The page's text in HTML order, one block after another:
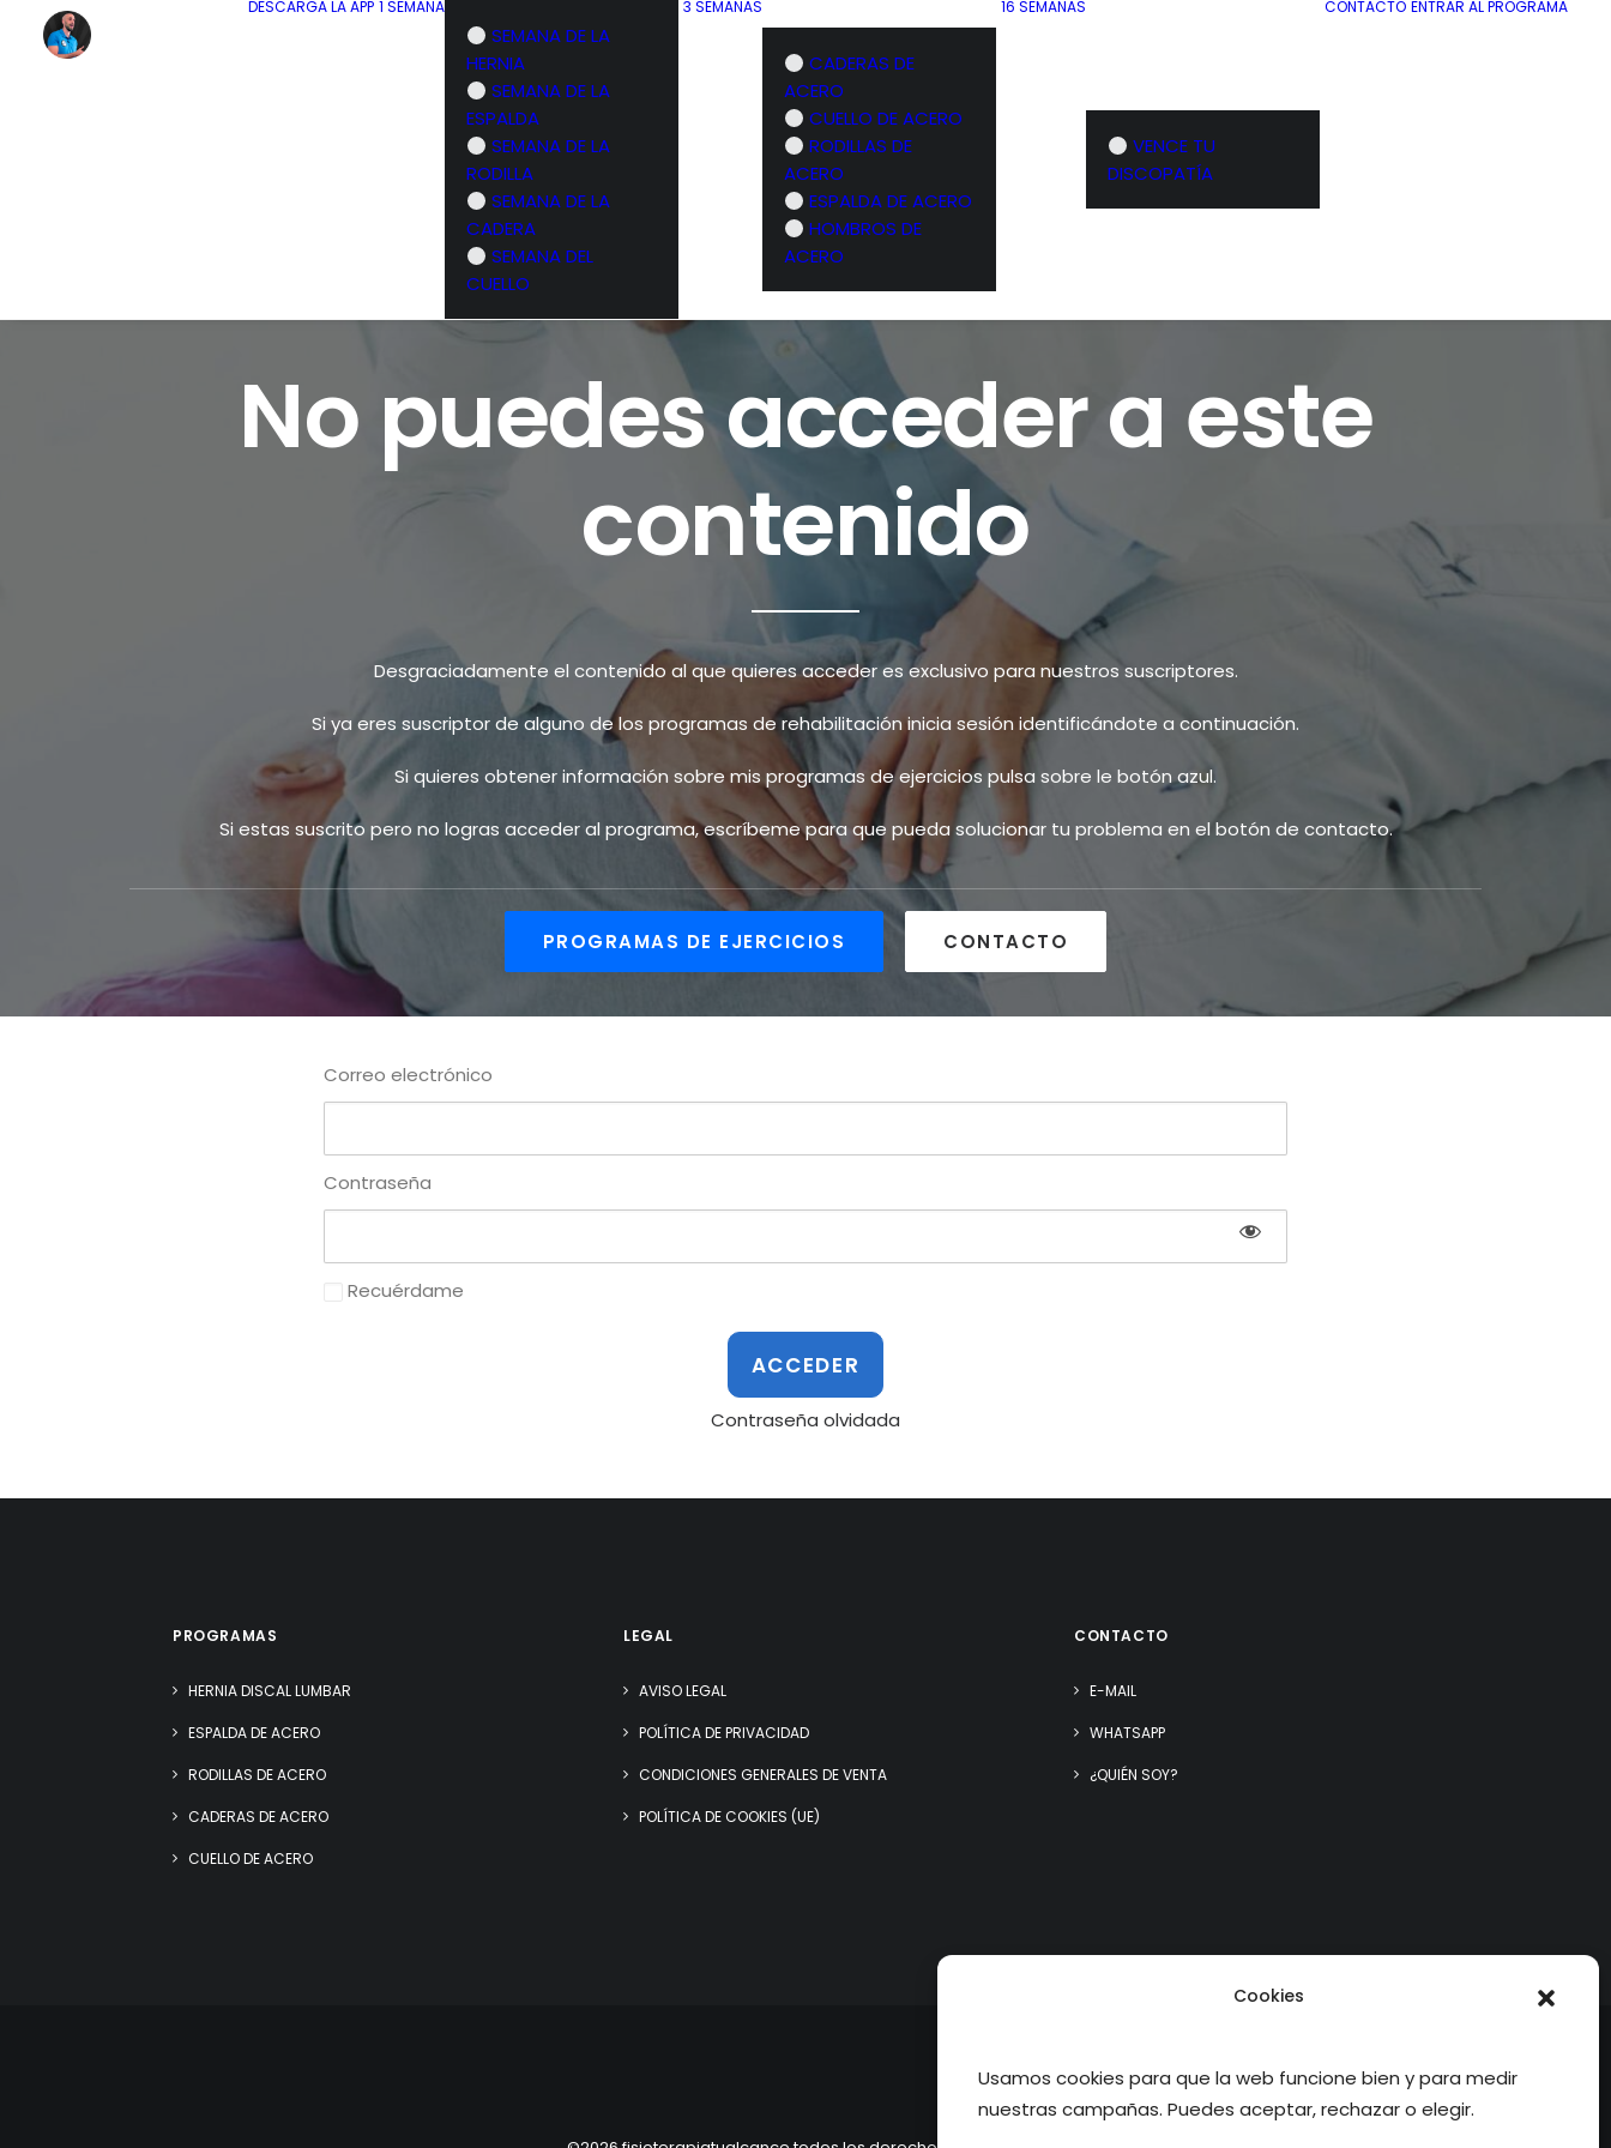
Cookies
Usamos cookies para que la web funcione bien y para medir
nuestras campañas. Puedes aceptar, rechazar o elegir.
DESCARGA LA APP 1 SEMANA
SEMANA DE LA
HERNIA
SEMANA DE LA
ESPALDA
SEMANA DE LA
RODILLA
SEMANA DE LA
CADERA
SEMANA DEL
CUELLO
3 SEMANAS
CADERAS DE
ACERO
CUELLO DE ACERO
RODILLAS DE
ACERO
ESPALDA DE ACERO
HOMBROS DE
ACERO
16 SEMANAS
VENCE TU
DISCOPATÍA
CONTACTO ENTRAR AL PROGRAMA
No puedes acceder a este
contenido
Desgraciadamente el contenido al que quieres acceder es exclusivo para nuestros suscriptores.
Si ya eres suscriptor de alguno de los programas de rehabilitación inicia sesión identificándote a continuación.
Si quieres obtener información sobre mis programas de ejercicios pulsa sobre le botón azul.
Si estas suscrito pero no logras acceder al programa, escríbeme para que pueda solucionar tu problema en el botón de contacto.
PROGRAMAS DE EJERCICIOS CONTACTO
Correo electrónico
Contraseña
Recuérdame
Contraseña olvidada
PROGRAMAS
HERNIA DISCAL LUMBAR
ESPALDA DE ACERO
RODILLAS DE ACERO
CADERAS DE ACERO
CUELLO DE ACERO
LEGAL
AVISO LEGAL
POLÍTICA DE PRIVACIDAD
CONDICIONES GENERALES DE VENTA
POLÍTICA DE COOKIES (UE)
CONTACTO
E-MAIL
WHATSAPP
¿QUIÉN SOY?